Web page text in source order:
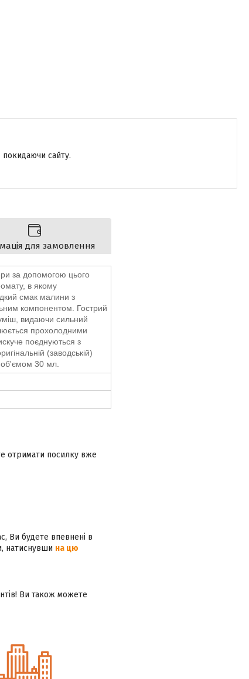
покидаючи сайту.
для замовлення
за допомогою цього
в якому
смак малини з
компонентом. Гострий
видаючи сильний
прохолодними
поєднуються з
(заводській)
об'ємом 30 мл.
отримати посилку вже
Ви будете впевнені в
натиснувши на цю
Ви також можете